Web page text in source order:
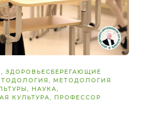
, ЗДОРОВЬЕСБЕРЕГАЮЩИЕ
, МЕТОДОЛОГИЯ
, НАУКА ,
КУЛЬТУРА , ПРОФЕССОР